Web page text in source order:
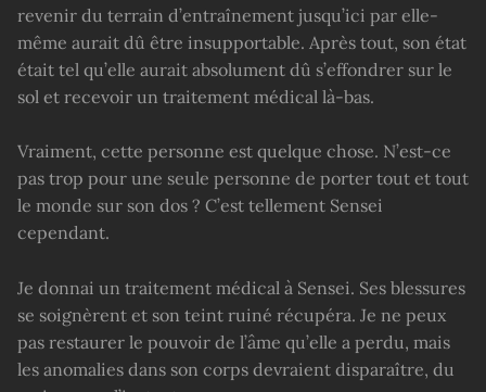
revenir du terrain d’entraînement jusqu’ici par elle-
même aurait dû être insupportable. Après tout, son état
était tel qu’elle aurait absolument dû s’effondrer sur le
sol et recevoir un traitement médical là-bas.
Vraiment, cette personne est quelque chose. N’est-ce
pas trop pour une seule personne de porter tout et tout
le monde sur son dos ? C’est tellement Sensei
cependant.
Je donnai un traitement médical à Sensei. Ses blessures
se soignèrent et son teint ruiné récupéra. Je ne peux
pas restaurer le pouvoir de l’âme qu’elle a perdu, mais
les anomalies dans son corps devraient disparaître, du